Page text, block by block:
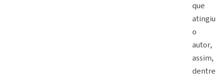
que
atingiu
o
autor,
assim,
dentre